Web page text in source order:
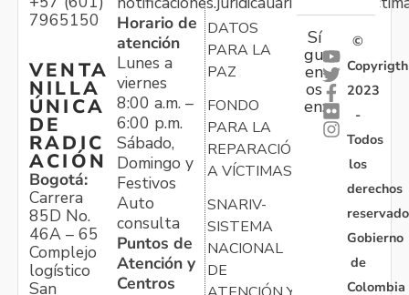
7965150
VENTA
NILLA
ÚNICA
DE
RADIC
ACIÓN
Bogotá:
Carrera
85D No.
46A – 65
Complejo
logístico
San
Horario de
atención
Lunes a
viernes
8:00 a.m. –
6:00 p.m.
Sábado,
Domingo y
Festivos
Auto
consulta
Puntos de
Atención y
Centros
DATOS
PARA LA
PAZ
FONDO
PARA LA
REPARACIÓN
A VÍCTIMAS
SNARIV-
SISTEMA
NACIONAL
DE
Sí
gu
en
os
en:
©
Copyrigth
2023
-
Todos
los
derechos
Gobierno
de
Colombia